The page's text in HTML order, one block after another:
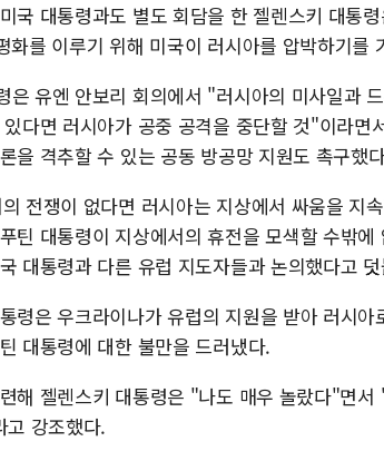
국 대통령과도 별도 회담을 한 젤렌스키 대통
화를 이루기 위해 미국이 러시아를 압박하기를
은 유엔 안보리 회의에서 "러시아의 미사일과
다면 러시아가 공중 공격을 중단할 것"이라면
을 격추할 수 있는 공동 방공망 지원도 촉구했
전쟁이 없다면 러시아는 지상에서 싸움을 지
틴 대통령이 지상에서의 휴전을 모색할 수밖
대통령과 다른 유럽 지도자들과 논의했다고
령은 우크라이나가 유럽의 지원을 받아 러시
대통령에 대한 불만을 드러냈다.
해 젤렌스키 대통령은 "나도 매우 놀랐다"면
고 강조했다.